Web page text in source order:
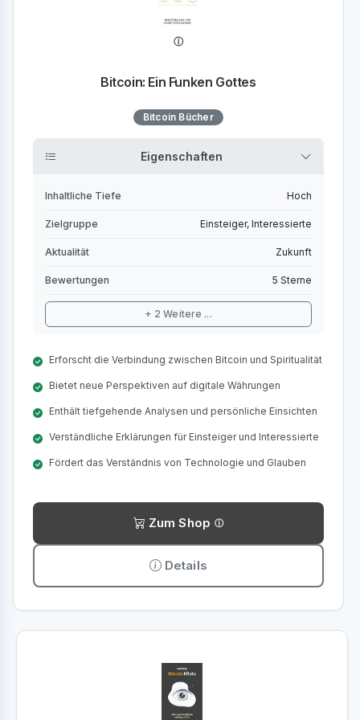
Bitcoin: Ein Funken Gottes
Bitcoin Bücher
Eigenschaften
Inhaltliche Tiefe Hoch
Zielgruppe Einsteiger, Interessierte
Aktualität Zukunft
Bewertungen 5 Sterne
+ 2 Weitere ...
Erforscht die Verbindung zwischen Bitcoin und Spiritualität
Bietet neue Perspektiven auf digitale Währungen
Enthält tiefgehende Analysen und persönliche Einsichten
Verständliche Erklärungen für Einsteiger und Interessierte
Fördert das Verständnis von Technologie und Glauben
Zum Shop
Details